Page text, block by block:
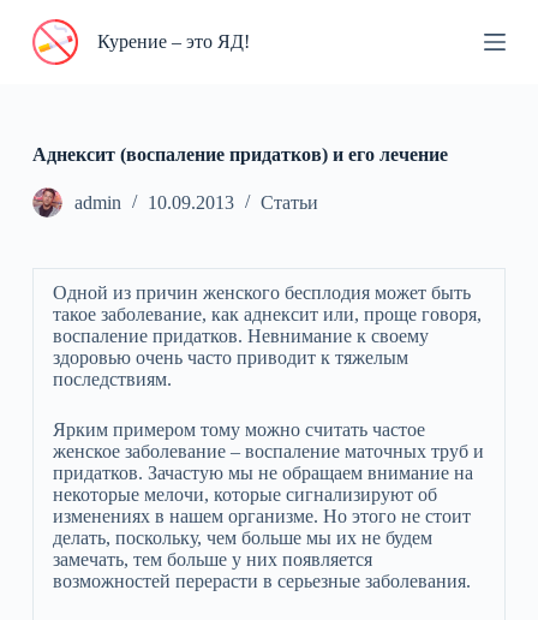
П
Курение – это ЯД!
Аднексит (воспаление придатков) и его лечение
admin 10.09.2013 Статьи
Одной из причин женского бесплодия может быть
такое заболевание, как аднексит или, проще говоря,
воспаление придатков. Невнимание к своему
здоровью очень часто приводит к тяжелым
последствиям.
Ярким примером тому можно считать частое
женское заболевание – воспаление маточных труб и
придатков. Зачастую мы не обращаем внимание на
некоторые мелочи, которые сигнализируют об
изменениях в нашем организме. Но этого не стоит
делать, поскольку, чем больше мы их не будем
замечать, тем больше у них появляется
возможностей перерасти в серьезные заболевания.